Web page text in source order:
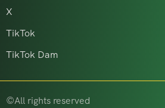
X
TikTok
TikTok Dam
©All rights reserved